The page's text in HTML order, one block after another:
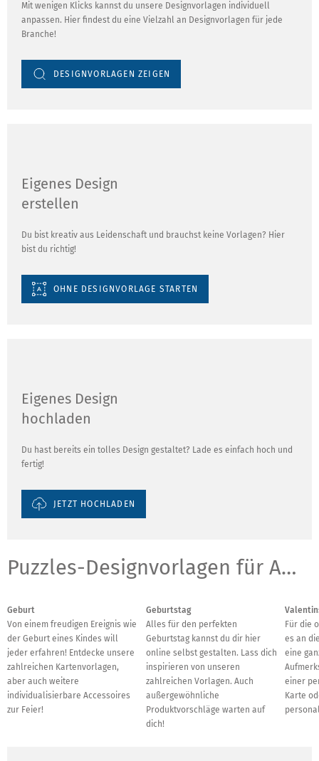
Mit wenigen Klicks kannst du unsere Designvorlagen individuell
anpassen. Hier findest du eine Vielzahl an Designvorlagen für jede
Branche!
DESIGNVORLAGEN ZEIGEN
Eigenes Design
erstellen
Du bist kreativ aus Leidenschaft und brauchst keine Vorlagen? Hier
bist du richtig!
OHNE DESIGNVORLAGE STARTEN
Eigenes Design
hochladen
Du hast bereits ein tolles Design gestaltet? Lade es einfach hoch und
fertig!
JETZT HOCHLADEN
Puzzles-Designvorlagen für Anlässe
Geburt
Von einem freudigen Ereignis wie
der Geburt eines Kindes will
jeder erfahren! Entdecke unsere
zahlreichen Kartenvorlagen,
aber auch weitere
individualisierbare Accessoires
zur Feier!
Geburtstag
Alles für den perfekten
Geburtstag kannst du dir hier
online selbst gestalten. Lass dich
inspirieren von unseren
zahlreichen Vorlagen. Auch
außergewöhnliche
Produktvorschläge warten auf
dich!
Für die
es an
eine
einer
Karte